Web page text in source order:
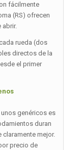
fácilmente
(RS) ofrecen
rueda (dos
directos de la
el primer
genéricos es
duran
claramente mejor.
precio de